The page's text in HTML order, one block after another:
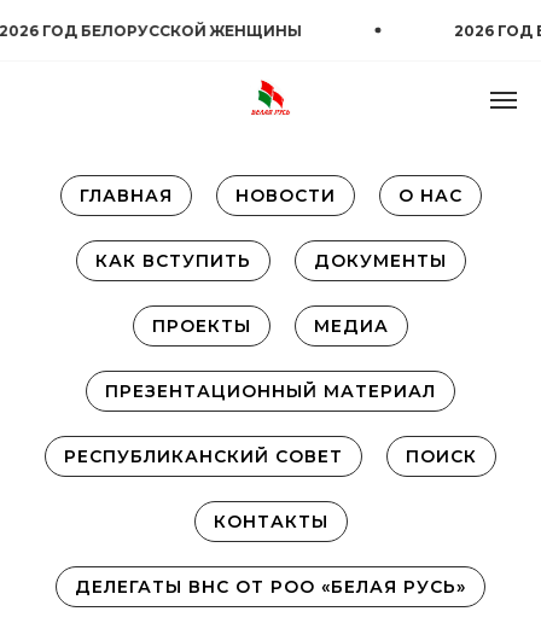
БЕЛОРУССКОЙ ЖЕНЩИНЫ 2026 ГОД
ГЛАВНАЯ НОВОСТИ О НАС
КАК ВСТУПИТЬ ДОКУМЕНТЫ
ПРОЕКТЫ МЕДИА
ПРЕЗЕНТАЦИОННЫЙ МАТЕРИАЛ
РЕСПУБЛИКАНСКИЙ СОВЕТ ПОИСК
КОНТАКТЫ
ДЕЛЕГАТЫ ВНС ОТ РОО «БЕЛАЯ РУСЬ»